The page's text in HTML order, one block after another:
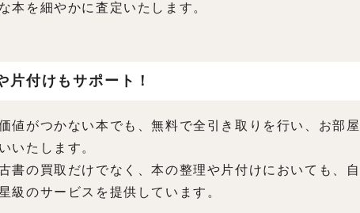
本を細やかに査定いたします。
片付けもサポート！
値がつかない本でも、無料で全引き取りを行い、お部屋
いたします。
書の買取だけでなく、本の整理や片付けにおいても、自
級のサービスを提供しています。